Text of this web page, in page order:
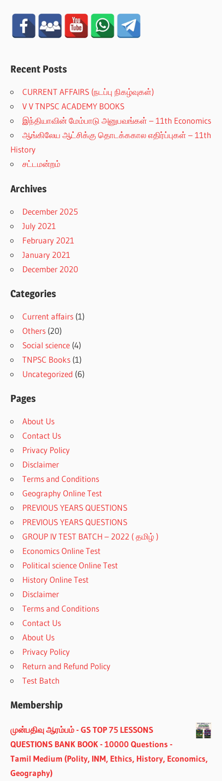
Recent Posts
CURRENT AFFAIRS (நடப்பு நிகழ்வுகள்)
V V TNPSC ACADEMY BOOKS
இந்தியாவின் மேம்பாடு அனுபவங்கள் – 11th Economics
ஆங்கிலேய ஆட்சிக்கு தொடக்ககால எதிர்ப்புகள் – 11th
History
சட்டமன்றம்
Archives
December 2025
July 2021
February 2021
January 2021
December 2020
Categories
Current affairs (1)
Others (20)
Social science (4)
TNPSC Books (1)
Uncategorized (6)
Pages
About Us
Contact Us
Privacy Policy
Disclaimer
Terms and Conditions
Geography Online Test
PREVIOUS YEARS QUESTIONS
PREVIOUS YEARS QUESTIONS
GROUP IV TEST BATCH – 2022 ( தமிழ் )
Economics Online Test
Political science Online Test
History Online Test
Disclaimer
Terms and Conditions
Contact Us
About Us
Privacy Policy
Return and Refund Policy
Test Batch
Membership
முன்பதிவு ஆரம்பம் - GS TOP 75 LESSONS
QUESTIONS BANK BOOK - 10000 Questions -
Tamil Medium (Polity, INM, Ethics, History, Economics,
Geography)